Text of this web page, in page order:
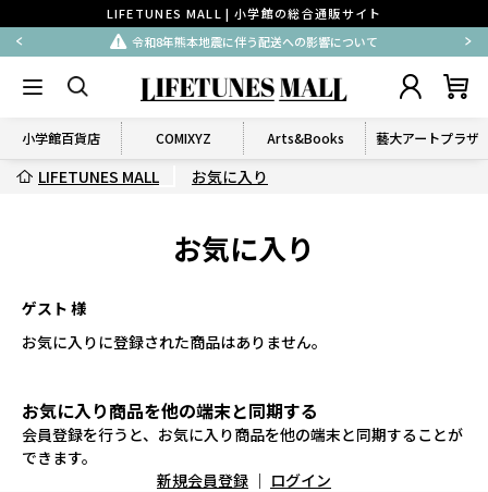
LIFETUNES MALL | 小学館の総合通販サイト
令和8年熊本地震に伴う配送への影響について
小学館百貨店 COMIXYZ Arts&Books 藝大アートプラザ
LIFETUNES MALL お気に入り
お気に入り
ゲスト 様
お気に入りに登録された商品はありません。
お気に入り商品を他の端末と同期する
会員登録を行うと、お気に入り商品を他の端末と同期することが
できます。
新規会員登録 ｜ ログイン